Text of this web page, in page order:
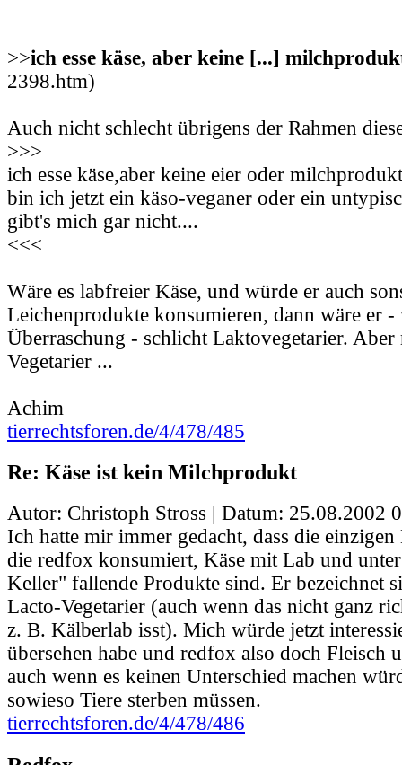
>>ich esse käse, aber keine [...]
2398.htm)
Auch nicht schlecht übrigens der Rahmen
>>>
ich esse käse,aber keine eier oder
bin ich jetzt ein käso-veganer oder ein
gibt's mich gar nicht....
<<<
Wäre es labfreier Käse, und würde er auch
Leichenprodukte konsumieren, dann wäre er -
Überraschung - schlicht Laktovegetarier.
Vegetarier ...
Achim
tierrechtsforen.de/4/478/485
Re: Käse ist kein Milchprodukt
Autor: Christoph Stross | Datum: 25.08.2002
Ich hatte mir immer gedacht, dass die
die redfox konsumiert, Käse mit Lab und
Keller" fallende Produkte sind. Er bezeichnet
Lacto-Vegetarier (auch wenn das nicht ganz
z. B. Kälberlab isst). Mich würde jetzt
übersehen habe und redfox also doch Fleisch
auch wenn es keinen Unterschied machen
sowieso Tiere sterben müssen.
tierrechtsforen.de/4/478/486